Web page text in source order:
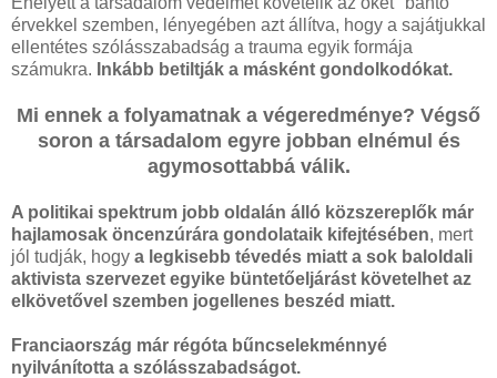
érvekkel szemben, lényegében azt állítva, hogy a sajátjukkal
ellentétes szólásszabadság a trauma egyik formája
számukra. Inkább betiltják a másként gondolkodókat.
Mi ennek a folyamatnak a végeredménye? Végső
soron a társadalom egyre jobban elnémul és
agymosottabbá válik.
A politikai spektrum jobb oldalán álló közszereplők már
hajlamosak öncenzúrára gondolataik kifejtésében, mert
jól tudják, hogy a legkisebb tévedés miatt a sok baloldali
aktivista szervezet egyike büntetőeljárást követelhet az
elkövetővel szemben jogellenes beszéd miatt.
Franciaország már régóta bűncselekménnyé
nyilvánította a szólásszabadságot.